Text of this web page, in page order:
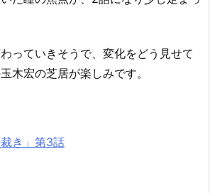
っていきそうで、変化をどう見せて
木宏の芝居が楽しみです。
き」第3話